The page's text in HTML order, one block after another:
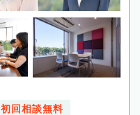
初回相談無料